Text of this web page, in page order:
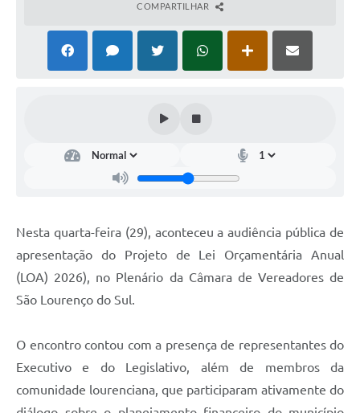
COMPARTILHAR
Nesta quarta-feira (29), aconteceu a audiência pública de
apresentação do Projeto de Lei Orçamentária Anual
(LOA) 2026), no Plenário da Câmara de Vereadores de
São Lourenço do Sul.
O encontro contou com a presença de representantes do
Executivo e do Legislativo, além de membros da
comunidade lourenciana, que participaram ativamente do